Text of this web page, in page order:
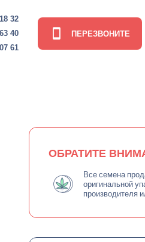
32
40
61
ПЕРЕЗВОНИТЕ
ОБРАТИТЕ
Все семена
оригинальной
производителя